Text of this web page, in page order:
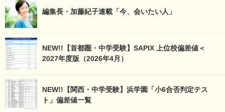
編集長・加藤紀子連載「今、会いたい人」
NEW!!【首都圏・中学受験】SAPIX 上位校偏差値＜
2027年度版（2026年4月）
NEW!!【関西・中学受験】浜学園「小6合否判定テス
ト」偏差値一覧